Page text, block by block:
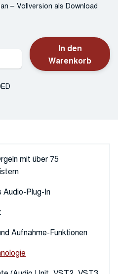
– Vollversion als Download
In den
Warenkorb
mit über 75
Audio-Plug-In
Aufnahme-Funktionen